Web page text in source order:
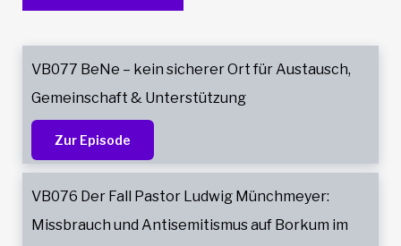
in
nach
dem
Krieg
gesagt.
VB077 BeNe – kein sicherer Ort für Austausch,
Gemeinschaft & Unterstützung
Zur Episode
VB076 Der Fall Pastor Ludwig Münchmeyer:
Missbrauch und Antisemitismus auf Borkum im